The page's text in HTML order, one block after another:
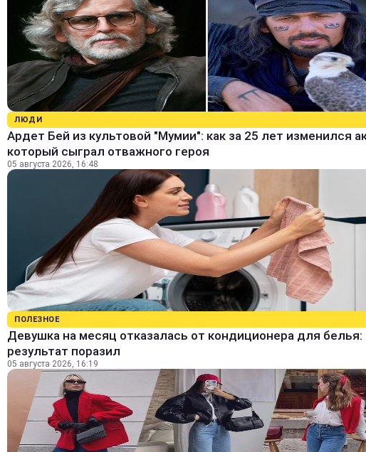
ЛЮДИ
Ардет Бей из культовой "Мумии": как за 25 лет изменился
который сыграл отважного героя
05 августа 2026, 16:48
ПОЛЕЗНОЕ
Девушка на месяц отказалась от кондиционера для белья:
результат поразил
05 августа 2026, 16:19